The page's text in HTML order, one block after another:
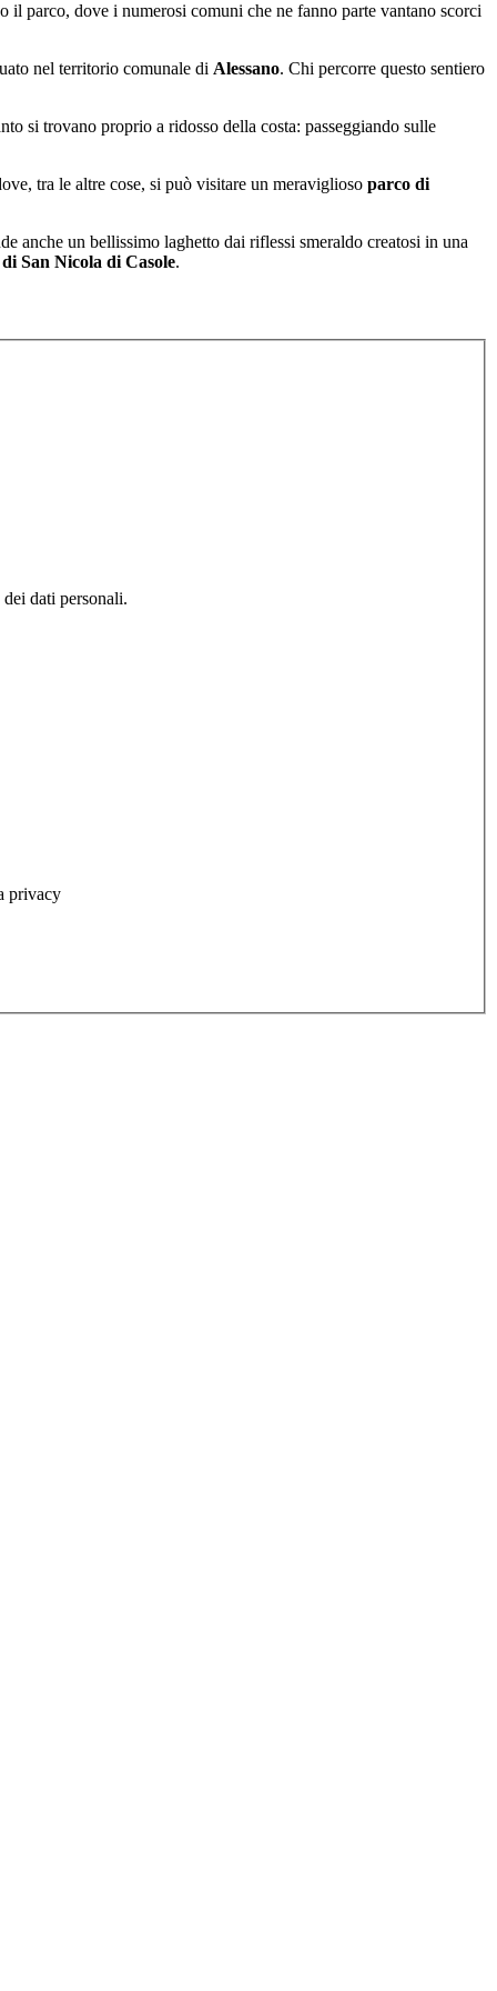
il parco, dove i numerosi comuni che ne fanno parte vantano scorci
nel territorio comunale di Alessano. Chi percorre questo sentiero
si trovano proprio a ridosso della costa: passeggiando sulle
tra le altre cose, si può visitare un meraviglioso parco di
anche un bellissimo laghetto dai riflessi smeraldo creatosi in una
San Nicola di Casole.
dati personali.
privacy